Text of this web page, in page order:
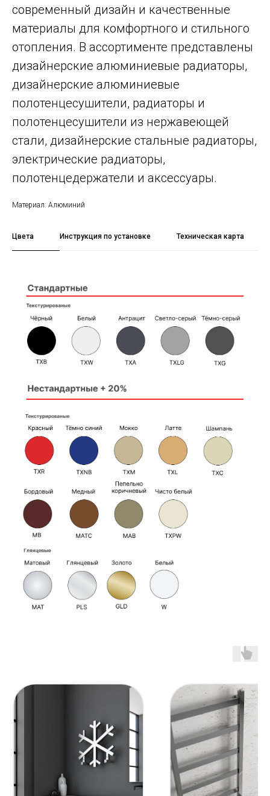
современный дизайн и качественные
материалы для комфортного и стильного
отопления. В ассортименте представлены
дизайнерские алюминиевые радиаторы,
дизайнерские алюминиевые
полотенцесушители, радиаторы и
полотенцесушители из нержавеющей
стали, дизайнерские стальные радиаторы,
электрические радиаторы,
полотенцедержатели и аксессуары.
Материал: Алюминий
Цвета Инструкция по установке Техническая карта